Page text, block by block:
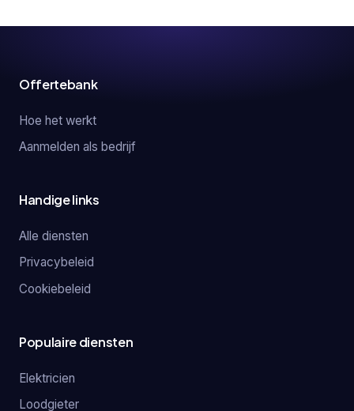
Offertebank
Hoe het werkt
Aanmelden als bedrijf
Handige links
Alle diensten
Privacybeleid
Cookiebeleid
Populaire diensten
Elektricien
Loodgieter